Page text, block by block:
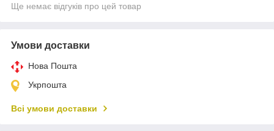
Ще немає відгуків про цей товар
Умови доставки
Нова Пошта
Укрпошта
Всі умови доставки